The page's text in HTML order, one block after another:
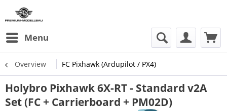
Menu
Overview FC Pixhawk (Ardupilot / PX4)
Holybro Pixhawk 6X-RT - Standard v2A
Set (FC + Carrierboard + PM02D)